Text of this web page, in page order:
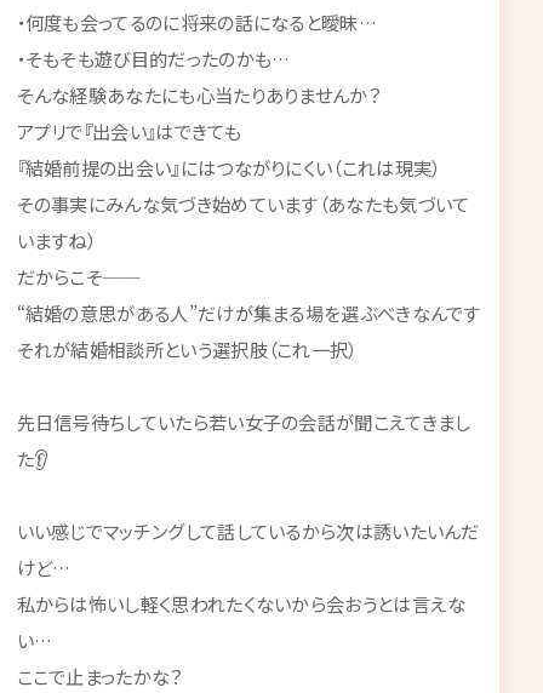
・何度も会ってるのに将来の話になると曖昧…
・そもそも遊び目的だったのかも…
そんな経験あなたにも心当たりありませんか？
アプリで『出会い』はできても
『結婚前提の出会い』にはつながりにくい（これは現実）
その事実にみんな気づき始めています（あなたも気づいて
いますね）
だからこそ──
“結婚の意思がある人”だけが集まる場を選ぶべきなんです
それが結婚相談所という選択肢（これ一択）
先日信号待ちしていたら若い女子の会話が聞こえてきまし
た👂
いい感じでマッチングして話しているから次は誘いたいんだ
けど…
私からは怖いし軽く思われたくないから会おうとは言えな
い…
ここで止まったかな？